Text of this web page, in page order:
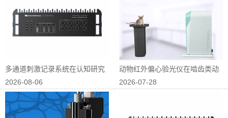
多通道刺激记录系统在认知研究
中的应用
2026-08-06
动物红外偏心验光仪在啮齿类动
物屈光研究中...
2026-07-28